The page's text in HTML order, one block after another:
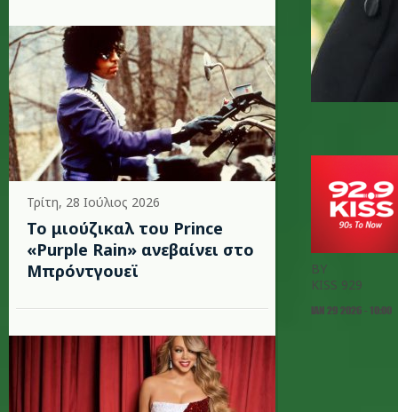
Τρίτη, 28 Ιούλιος 2026
Το μιούζικαλ του Prince
«Purple Rain» ανεβαίνει στο
Μπρόντγουεϊ
BY
KISS 929
ΙΑΝ 29 2026 - 10:00